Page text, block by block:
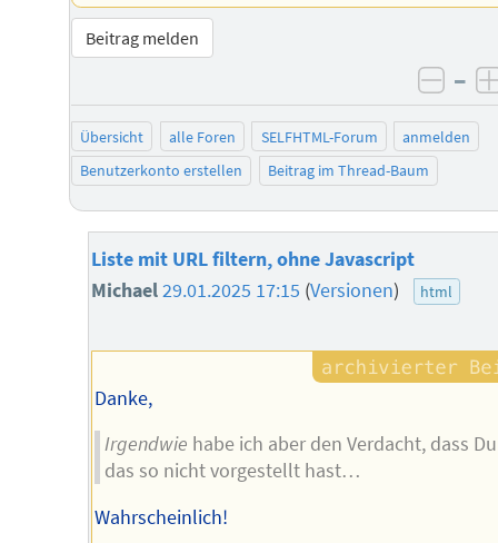
Beitrag melden
–
Übersicht alle Foren SELFHTML-Forum
anmelden
Benutzerkonto erstellen
Beitrag im Thread-Baum
Liste mit URL filtern, ohne Javascript
Michael29.01.2025 17:15 (Versionen) html
Danke,
Irgendwie habe ich aber den Verdacht, dass
das so nicht vorgestellt hast…
Wahrscheinlich!